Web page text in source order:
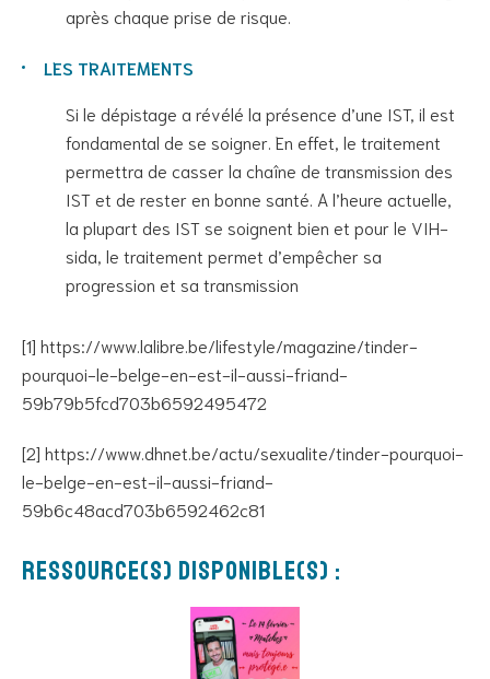
après chaque prise de risque.
LES TRAITEMENTS
Si le dépistage a révélé la présence d’une IST, il est
fondamental de se soigner. En effet, le traitement
permettra de casser la chaîne de transmission des
IST et de rester en bonne santé. A l’heure actuelle,
la plupart des IST se soignent bien et pour le VIH-
sida, le traitement permet d’empêcher sa
progression et sa transmission
[1] https://www.lalibre.be/lifestyle/magazine/tinder-
pourquoi-le-belge-en-est-il-aussi-friand-
59b79b5fcd703b6592495472
[2] https://www.dhnet.be/actu/sexualite/tinder-pourquoi-
le-belge-en-est-il-aussi-friand-
59b6c48acd703b6592462c81
Ressource(s) disponible(s) :